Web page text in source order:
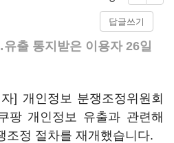
답글쓰기
출 통지받은 이용자 26일
] 개인정보 분쟁조정위원회
팡 개인정보 유출과 관련해
조정 절차를 재개했습니다.